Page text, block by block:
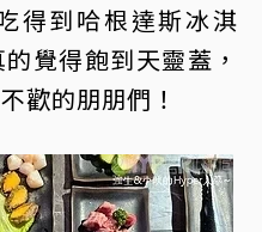
得到哈根達斯冰淇
覺得飽到天靈蓋，
歡的朋朋們！